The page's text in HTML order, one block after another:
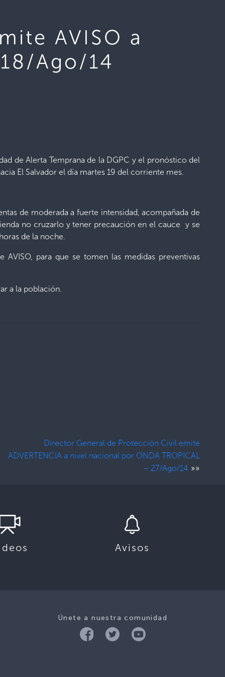
AVISO a
Ago/14
de Alerta Temprana de la DGPC y el pronóstico del
El Salvador el día martes 19 del corriente mes.
de moderada a fuerte intensidad, acompañada de
no cruzarlo y tener precaución en el cauce y se
de la noche.
para que se tomen las medidas preventivas
a la población.
Director General de Protección Civil emite
ADVERTENCIA a nivel nacional por ONDA TROPICAL
– 27/Ago/14 »»
Avisos
Únete a nuestra comunidad